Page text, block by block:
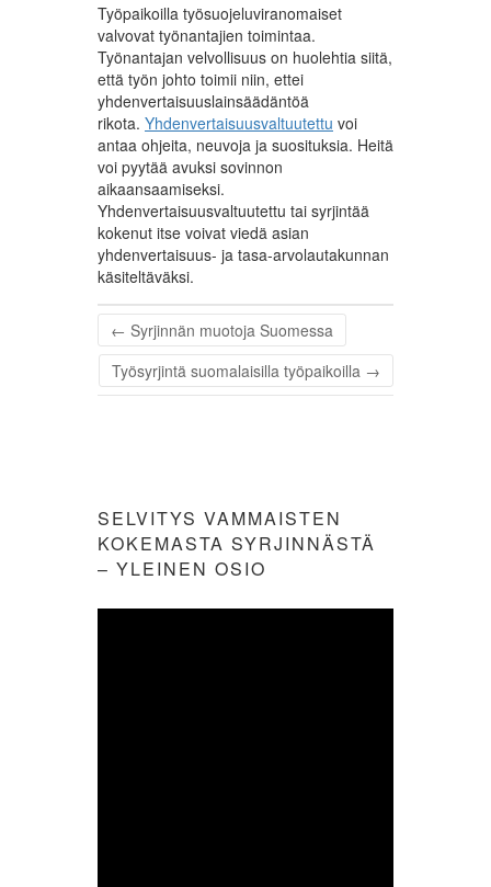
Työpaikoilla työsuojeluviranomaiset
valvovat työnantajien toimintaa.
Työnantajan velvollisuus on huolehtia siitä,
että työn johto toimii niin, ettei
yhdenvertaisuuslainsäädäntöä
rikota. Yhdenvertaisuusvaltuutettu voi
antaa ohjeita, neuvoja ja suosituksia. Heitä
voi pyytää avuksi sovinnon
aikaansaamiseksi.
Yhdenvertaisuusvaltuutettu tai syrjintää
kokenut itse voivat viedä asian
yhdenvertaisuus- ja tasa-arvolautakunnan
käsiteltäväksi.
← Syrjinnän muotoja Suomessa
Työsyrjintä suomalaisilla työpaikoilla →
SELVITYS VAMMAISTEN
KOKEMASTA SYRJINNÄSTÄ
– YLEINEN OSIO